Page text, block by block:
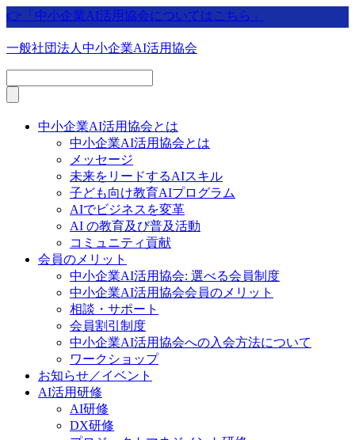
👉「中小企業AI活用協会についてはこちら」
一般社団法人中小企業AI活用協会
中小企業AI活用協会とは
中小企業AI活用協会とは
メッセージ
未来をリードするAIスキル
子ども向け教育AIプログラム
AIでビジネスを変革
AI の教育及び普及活動
コミュニティ貢献
会員のメリット
中小企業AI活用協会: 選べる会員制度
中小企業AI活用協会会員のメリット
相談・サポート
会員割引制度
中小企業AI活用協会への入会方法について
ワークショップ
お知らせ／イベント
AI活用研修
AI研修
DX研修